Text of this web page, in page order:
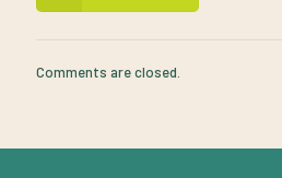
Comments are closed.